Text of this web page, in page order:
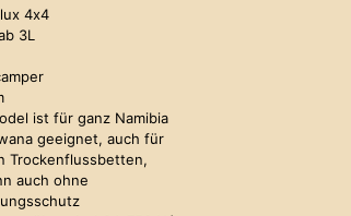
4x4
3L
ist für ganz Namibia
geeignet, auch für
Trockenflussbetten,
auch ohne